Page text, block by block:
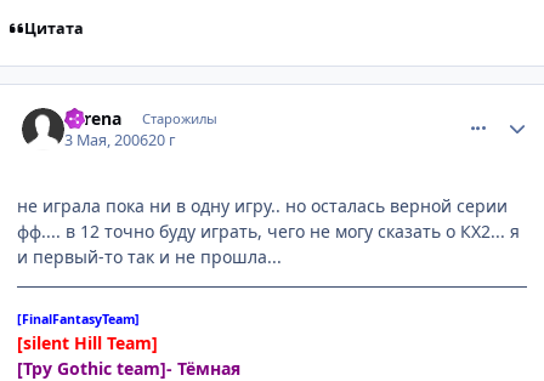
Цитата
Elirena Старожилы
3 Мая, 200620 г
не играла пока ни в одну игру.. но осталась верной серии
фф.... в 12 точно буду играть, чего не могу сказать о КХ2... я
и первый-то так и не прошла...
[FinalFantasyTeam]
[silent Hill Team]
[Тру Gothic team]- Тёмная